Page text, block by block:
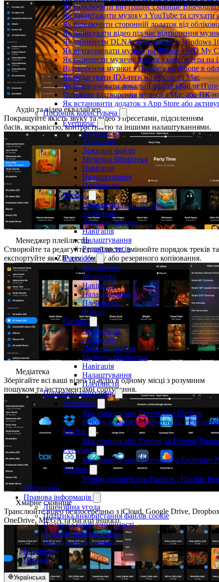
Як підключити внутрішнє сховище
Як завантажити музику з YouTube та
Як відключити сторонній додаток від
Як записувати відео під час відтворення
Як увімкнути DLNA медіасервер у Windows
Як відтворювати музику на iPhone з WD My
Як перенести музичні файли з комп'ютера
Відтворення музики з Dropbox на iPhone в
Як редагувати ID3-теги на iPhone та Mac
Як відтворювати локальні файли (файли
Потокове відтворення музики з Mac або ПК
Як встановити додаток з App Store або
Посібник користувача
Evermusic
Аудіоплеєр
З'єднання
Локальні файли
Музична бібліотека
Навігація
Налаштування
Плейлисти
Evertag
Відповідність полів тегів
З'єднання
Локальні файли
Навігація
Налаштування
Редактор тегів
Evervideo
Медіаплеєр
Медіатека
Навігація
Налаштування
Плейлисти
Файли
Flacbox
Аудіоплеєр
З'єднання
Локальні файли
Музична бібліотека
Навігація
Налаштування
Плейлисти
Поширені запитання
Evermusic
Яка різниця між Evermusic і Flacbox
В чому різниця між Evermusic і
Evertag
Яка різниця між Evertag та Evertag
Evervideo
Яка різниця між Evervideo та Evervideo
Flacbox
У чому різниця між Flacbox і Flacbox
Підтримка
Правова інформація
Ліцензійна угода
Політика використання файлів cookie
Політика конфіденційності
Правове повідомлення
Умови використання
Контакти
Про нас
Українська
Аудіо та відео еквалайзер
Покращуйте якість звуку та відео з пресетами, підсиленням
басів, яскравістю, контрастністю та іншими налаштуваннями.
Менеджер плейлистів
Створюйте та редагуйте плейлисти, змінюйте порядок треків та
експортуйте як ZIP для обміну або резервного копіювання.
Медіатека
Зберігайте всі ваші відео та аудіо в одному місці з розумним
пошуком та інструментами сортування.
Хмарне сховище
Транслюйте відео безпосередньо з iCloud, Google Drive,
OneDrive, MEGA та багато іншого.